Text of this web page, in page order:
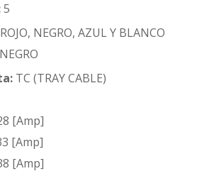
5
ROJO, NEGRO, AZUL Y BLANCO
NEGRO
TC (TRAY CABLE)
[Amp]
[Amp]
[Amp]